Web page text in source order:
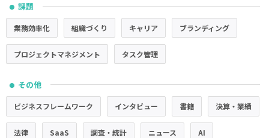
● 課題
業務効率化 組織づくり キャリア ブランディング
プロジェクトマネジメント タスク管理
● その他
ビジネスフレームワーク インタビュー 書籍 決算・業績
法律 SaaS 調査・統計 ニュース AI